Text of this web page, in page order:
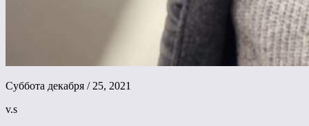
Суббота декабря / 25, 2021
v.s